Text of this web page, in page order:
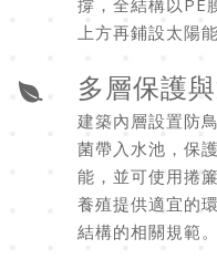
上方再鋪設太陽
多層保護
建築內層設置防
菌帶入水池，保
能，並可使用捲
養殖提供適宜的
結構的相關規範。